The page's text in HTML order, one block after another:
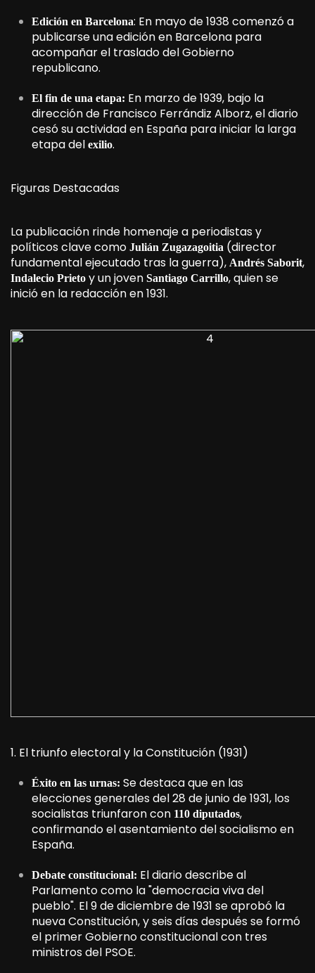
Edición en Barcelona: En mayo de 1938 comenzó a
publicarse una edición en Barcelona para
acompañar el traslado del Gobierno
republicano.
El fin de una etapa: En marzo de 1939, bajo la
dirección de Francisco Ferrándiz Alborz, el diario
cesó su actividad en España para iniciar la larga
etapa del exilio.
Figuras Destacadas
La publicación rinde homenaje a periodistas y
políticos clave como Julián Zugazagoitia (director
fundamental ejecutado tras la guerra), Andrés Saborit,
Indalecio Prieto y un joven Santiago Carrillo, quien se
inició en la redacción en 1931.
1. El triunfo electoral y la Constitución (1931)
Éxito en las urnas: Se destaca que en las
elecciones generales del 28 de junio de 1931, los
socialistas triunfaron con 110 diputados,
confirmando el asentamiento del socialismo en
España.
Debate constitucional: El diario describe al
Parlamento como la "democracia viva del
pueblo". El 9 de diciembre de 1931 se aprobó la
nueva Constitución, y seis días después se formó
el primer Gobierno constitucional con tres
ministros del PSOE.